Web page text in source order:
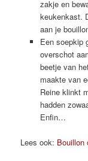
zakje en
keukenkast.
aan je
Een soepkip
overschot
beetje van
maakte van
Reine klinkt
hadden
Enfin…
Lees ook: